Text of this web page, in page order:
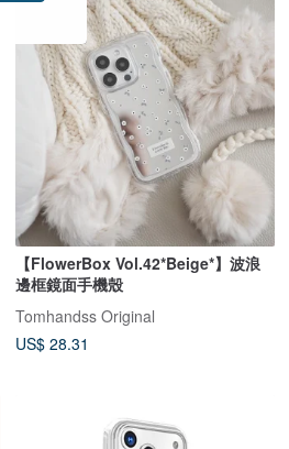
【FlowerBox Vol.42*Beige*】波浪
邊框鏡面手機殼
Tomhandss Original
US$ 28.31